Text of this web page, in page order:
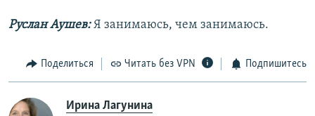
Руслан Аушев:Я занимаюсь, чем занимаюсь.
Поделиться Читать без VPN Подпишитесь
Ирина Лагунина